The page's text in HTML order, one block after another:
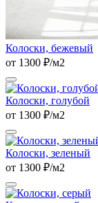
Колоски, бежевый
от 1300 ₽/м2
Колоски, голубой
от 1300 ₽/м2
Колоски, зеленый
от 1300 ₽/м2